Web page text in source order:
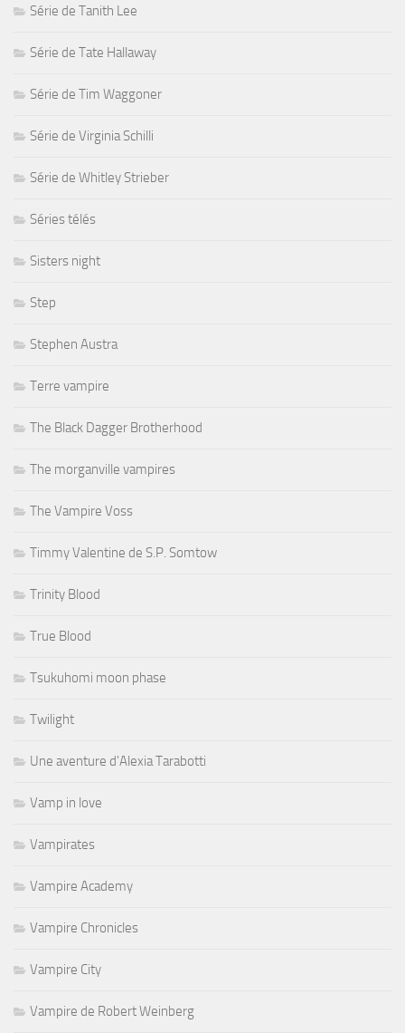
Série de Tanith Lee
Série de Tate Hallaway
Série de Tim Waggoner
Série de Virginia Schilli
Série de Whitley Strieber
Séries télés
Sisters night
Step
Stephen Austra
Terre vampire
The Black Dagger Brotherhood
The morganville vampires
The Vampire Voss
Timmy Valentine de S.P. Somtow
Trinity Blood
True Blood
Tsukuhomi moon phase
Twilight
Une aventure d'Alexia Tarabotti
Vamp in love
Vampirates
Vampire Academy
Vampire Chronicles
Vampire City
Vampire de Robert Weinberg